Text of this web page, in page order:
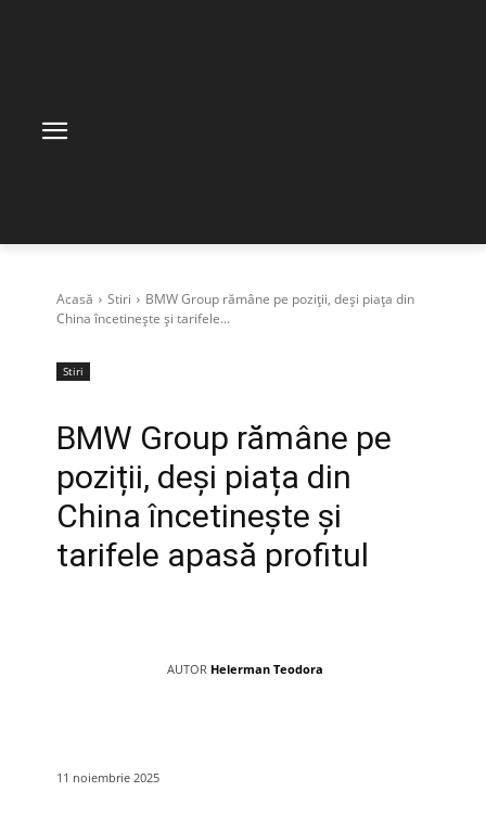
Acasă Stiri
BMW Group rămâne pe poziții, deși piața din
China încetinește și tarifele...
Stiri
BMW Group rămâne pe
poziții, deși piața din
China încetinește și
tarifele apasă profitul
AUTOR Helerman Teodora
11 noiembrie 2025